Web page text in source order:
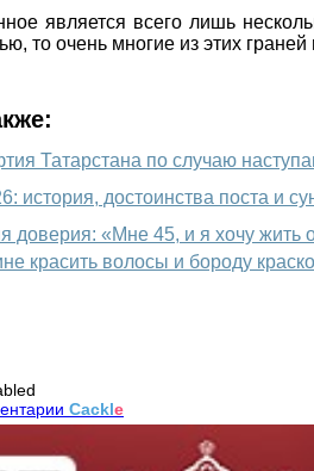
является всего лишь
то очень многие из этих
Татарстана по случаю
доверия: «Мне 45, и я хочу жить
красить волосы и бороду
Cackle